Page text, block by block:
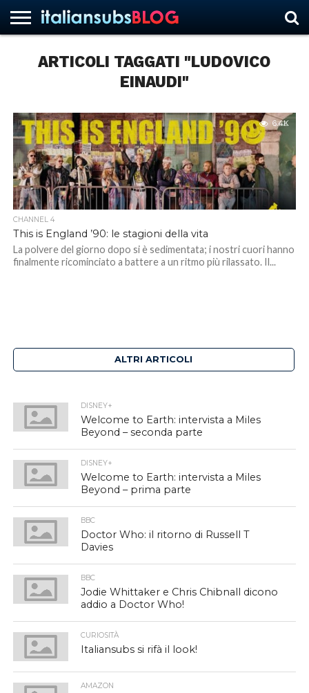
ARTICOLI TAGGATI "LUDOVICO
EINAUDI"
6.4K
CHANNEL 4
This is England ’90: le stagioni della vita
La polvere del giorno dopo si è sedimentata; i nostri cuori hanno
finalmente ricominciato a battere a un ritmo più rilassato. Il...
ALTRI ARTICOLI
DISNEY+
Welcome to Earth: intervista a Miles
Beyond – seconda parte
DISNEY+
Welcome to Earth: intervista a Miles
Beyond – prima parte
BBC
Doctor Who: il ritorno di Russell T
Davies
BBC
Jodie Whittaker e Chris Chibnall dicono
addio a Doctor Who!
CURIOSITÀ
Italiansubs si rifà il look!
AMAZON